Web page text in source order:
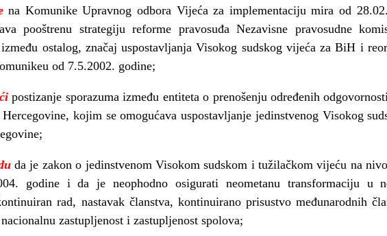
na Komunike Upravnog odbora Vijeća za implementaciju mira od
pooštrenu strategiju reforme pravosuđa Nezavisne pravosudne
ostalog, značaj uspostavljanja Visokog sudskog vijeća za BiH i
od 7.5.2002. godine;
postizanje sporazuma između entiteta o prenošenju određenih
kojim se omogućava uspostavljanje jedinstvenog Visokog
da je zakon o jedinstvenom Visokom sudskom i tužilačkom vijeću na
godine i da je neophodno osigurati neometanu transformaciju u
rad, nastavak članstva, kontinuirano prisustvo međunarodnih
zastupljenost i zastupljenost spolova;